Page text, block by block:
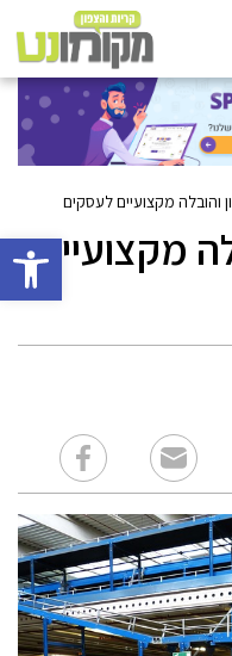
פתח
והובלה מקצועיים לעסקים
מקצועיים